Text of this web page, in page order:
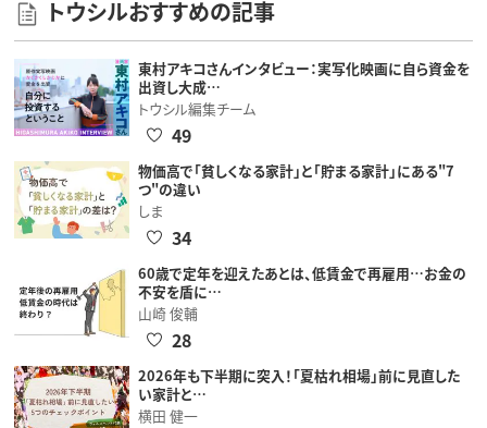
トウシルおすすめの記事
東村アキコさんインタビュー：実写化映画に自ら資金を
出資し大成…
トウシル編集チーム
49
物価高で「貧しくなる家計」と「貯まる家計」にある"7
つ"の違い
しま
34
60歳で定年を迎えたあとは、低賃金で再雇用…お金の
不安を盾に…
山崎 俊輔
28
2026年も下半期に突入！「夏枯れ相場」前に見直した
い家計と…
横田 健一